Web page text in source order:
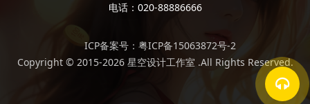
电话：020-88886666
ICP备案号：粤ICP备15063872号-2
Copyright © 2015-2026 星空设计工作室 .All Rights Reserved.